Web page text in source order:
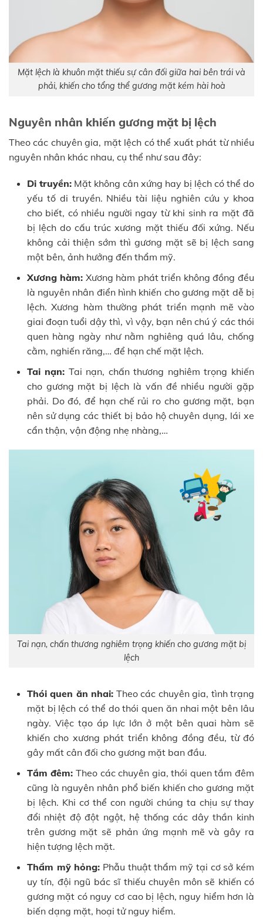
Mặt lệch là khuôn mặt thiếu sự cân đối giữa hai bên trái và
phải, khiến cho tổng thể gương mặt kém hài hoà
Nguyên nhân khiến gương mặt bị lệch
Theo các chuyên gia, mặt lệch có thể xuất phát từ nhiều
nguyên nhân khác nhau, cụ thể như sau đây:
Di truyền:Mặt không cân xứng hay bị lệch có thể do
yếu tố di truyền. Nhiều tài liệu nghiên cứu y khoa
cho biết, có nhiều người ngay từ khi sinh ra mặt đã
bị lệch do cấu trúc xương mặt thiếu đối xứng. Nếu
không cải thiện sớm thì gương mặt sẽ bị lệch sang
một bên, ảnh hưởng đến thẩm mỹ.
Xương hàm: Xương hàm phát triển không đồng đều
là nguyên nhân điển hình khiến cho gương mặt dễ bị
lệch. Xương hàm thường phát triển mạnh mẽ vào
giai đoạn tuổi dậy thì, vì vậy, bạn nên chú ý các thói
quen hàng ngày như nằm nghiêng quá lâu, chống
cằm, nghiến răng,… để hạn chế mặt lệch.
Tai nạn: Tai nạn, chấn thương nghiêm trọng khiến
cho gương mặt bị lệch là vấn đề nhiều người gặp
phải. Do đó, để hạn chế rủi ro cho gương mặt, bạn
nên sử dụng các thiết bị bảo hộ chuyên dụng, lái xe
cẩn thận, vận động nhẹ nhàng,…
Tai nạn, chấn thương nghiêm trọng khiến cho gương mặt bị
lệch
Thói quen ăn nhai: Theo các chuyên gia, tình trạng
mặt bị lệch có thể do thói quen ăn nhai một bên lâu
ngày. Việc tạo áp lực lớn ở một bên quai hàm sẽ
khiến cho xương phát triển không đồng đều, từ đó
gây mất cân đối cho gương mặt ban đầu.
Tắm đêm: Theo các chuyên gia, thói quen tắm đêm
cũng là nguyên nhân phổ biến khiến cho gương mặt
bị lệch. Khi cơ thể con người chúng ta chịu sự thay
đổi nhiệt độ đột ngột, hệ thống các dây thần kinh
trên gương mặt sẽ phản ứng mạnh mẽ và gây ra
hiện tượng lệch mặt.
Thẩm mỹ hỏng: Phẫu thuật thẩm mỹ tại cơ sở kém
uy tín, đội ngũ bác sĩ thiếu chuyên môn sẽ khiến có
gương mặt có nguy cơ cao bị lệch, nguy hiểm hơn là
biến dạng mặt, hoại tử nguy hiểm.